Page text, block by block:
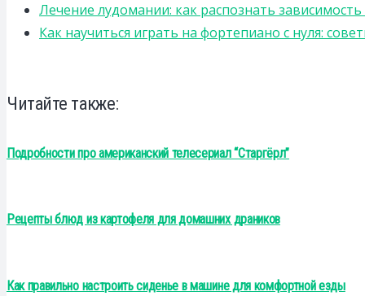
Лечение лудомании: как распознать
Как научиться играть на фортепиано с нуля:
Читайте также:
Подробности про американский телесериал “Старгёрл”
Рецепты блюд из картофеля для домашних драников
Как правильно настроить сиденье в машине для комфортной езды